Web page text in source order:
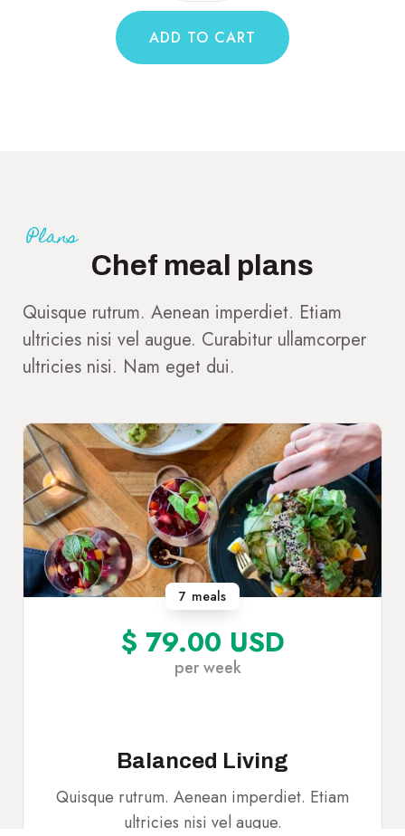
Plans
Chef meal plans
Quisque rutrum. Aenean imperdiet. Etiam
ultricies nisi vel augue. Curabitur ullamcorper
ultricies nisi. Nam eget dui.
7 meals
$ 79.00 USD
per week
Balanced Living
Quisque rutrum. Aenean imperdiet. Etiam
ultricies nisi vel augue.